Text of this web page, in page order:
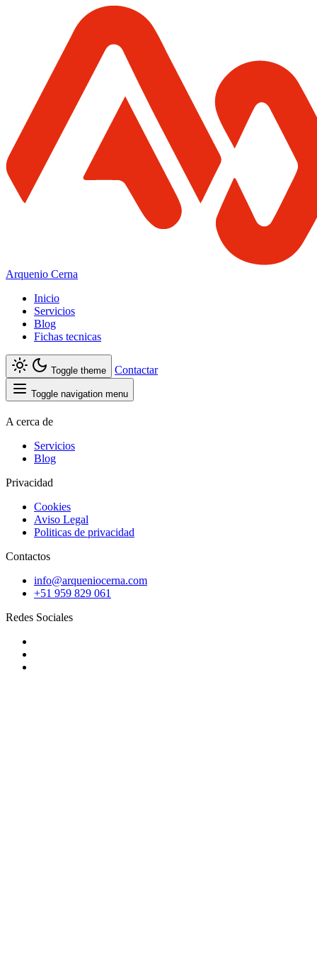
Arquenio Cerna
Inicio
Servicios
Blog
Fichas tecnicas
Toggle theme Contactar
Toggle navigation menu
A cerca de
Servicios
Blog
Privacidad
Cookies
Aviso Legal
Politicas de privacidad
Contactos
info@arqueniocerna.com
+51 959 829 061
Redes Sociales